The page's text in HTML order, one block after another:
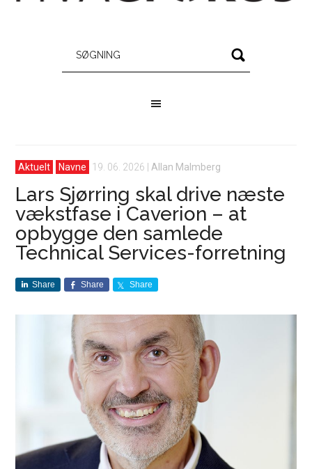
Aktuelt Navne 19. 06. 2026 Allan Malmberg
Lars Sjørring skal drive næste
vækstfase i Caverion – at
opbygge den samlede
Technical Services-forretning
Share Share Share